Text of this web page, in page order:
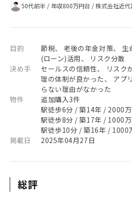
50代前半 / 年収800万円台 /株式会社近代
目的
節税、 老後の年金対策、 生
(ローン)活用、 リスク分散
決め手
セールスの信頼性、 リスク
理の体制が良かった、 アプ
らない理由がなかった
物件
追加購入3件
駅徒歩6分 / 築14年 / 2000
駅徒歩8分 / 築17年 / 1000
駅徒歩10分 / 築16年 / 1000
掲載日
2025年04月27日
総評